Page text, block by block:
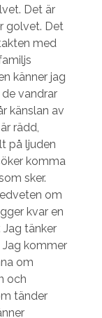
Det är
golvet. Det
med
känner jag
vandrar
känslan av
rädd,
på ljuden
komma
sker.
om
kvar en
Jag tänker
Jag kommer
om
och
tänder